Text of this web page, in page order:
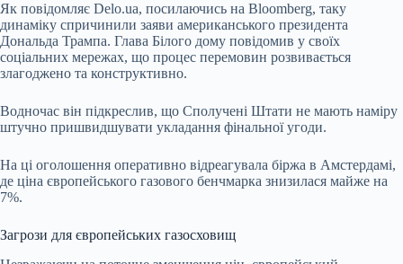
Як повідомляє Delo.ua, посилаючись на Bloomberg, таку
динаміку спричинили заяви американського президента
Дональда Трампа. Глава Білого дому повідомив у своїх
соціальних мережах, що процес перемовин розвивається
злагоджено та конструктивно.
Водночас він підкреслив, що Сполучені Штати не мають наміру
штучно пришвидшувати укладання фінальної угоди.
На ці оголошення оперативно відреагувала біржа в Амстердамі,
де ціна європейського газового бенчмарка знизилася майже на
7%.
Загрози для європейських газосховищ